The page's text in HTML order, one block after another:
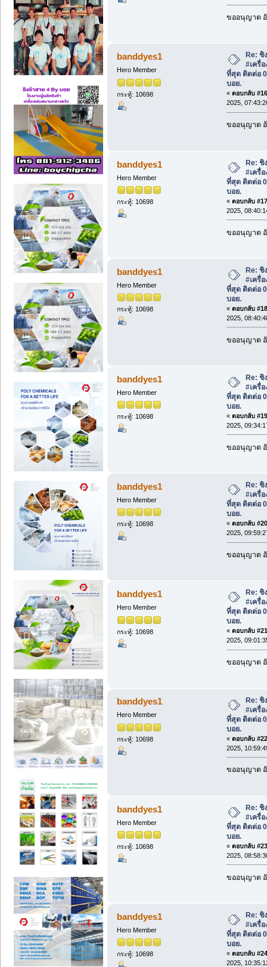
ขออนุญาต
banddyes1
Hero Member
กระทู้: 10698
Re: ชิ
#เครื่
ที่สุด ติดต่อ
บอย.
« ตอบกลับ
2025,
ขออนุญาต
banddyes1
Hero Member
กระทู้: 10698
Re: ชิ
#เครื่
ที่สุด ติดต่อ
บอย.
« ตอบกลับ
2025,
ขออนุญาต
banddyes1
Hero Member
กระทู้: 10698
Re: ชิ
#เครื่
ที่สุด ติดต่อ
บอย.
« ตอบกลับ
2025,
ขออนุญาต
banddyes1
Hero Member
กระทู้: 10698
Re: ชิ
#เครื่
ที่สุด ติดต่อ
บอย.
« ตอบกลับ
2025,
ขออนุญาต
banddyes1
Hero Member
กระทู้: 10698
Re: ชิ
#เครื่
ที่สุด ติดต่อ
บอย.
« ตอบกลับ
2025,
ขออนุญาต
banddyes1
Hero Member
กระทู้: 10698
Re: ชิ
#เครื่
ที่สุด ติดต่อ
บอย.
« ตอบกลับ
2025,
ขออนุญาต
banddyes1
Hero Member
กระทู้: 10698
Re: ชิ
#เครื่
ที่สุด ติดต่อ
บอย.
« ตอบกลับ
2025,
ขออนุญาต
banddyes1
Hero Member
กระทู้: 10698
Re: ชิ
#เครื่
ที่สุด ติดต่อ
บอย.
« ตอบกลับ
2025,
ขออนุญาต
banddyes1
Hero Member
กระทู้: 10698
Re: ชิ
#เครื่
ที่สุด ติดต่อ
บอย.
« ตอบกลับ
2025,